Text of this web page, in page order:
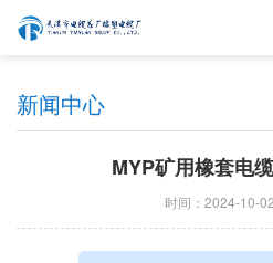
新闻中心
MYP矿用橡套电
时间：2024-10-